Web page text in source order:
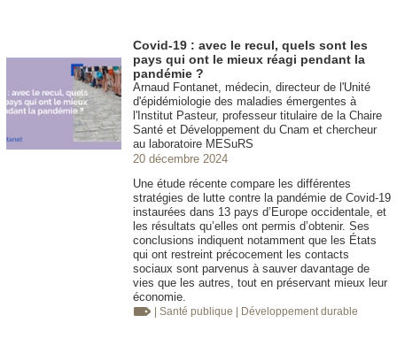
Covid-19 : avec le recul, quels sont les
pays qui ont le mieux réagi pendant la
pandémie ?
Arnaud Fontanet, médecin, directeur de l'Unité
d'épidémiologie des maladies émergentes à
l'Institut Pasteur, professeur titulaire de la Chaire
Santé et Développement du Cnam et chercheur
au laboratoire MESuRS
20 décembre 2024
Une étude récente compare les différentes
stratégies de lutte contre la pandémie de Covid-19
instaurées dans 13 pays d’Europe occidentale, et
les résultats qu’elles ont permis d’obtenir. Ses
conclusions indiquent notamment que les États
qui ont restreint précocement les contacts
sociaux sont parvenus à sauver davantage de
vies que les autres, tout en préservant mieux leur
économie.
| Santé publique | Développement durable